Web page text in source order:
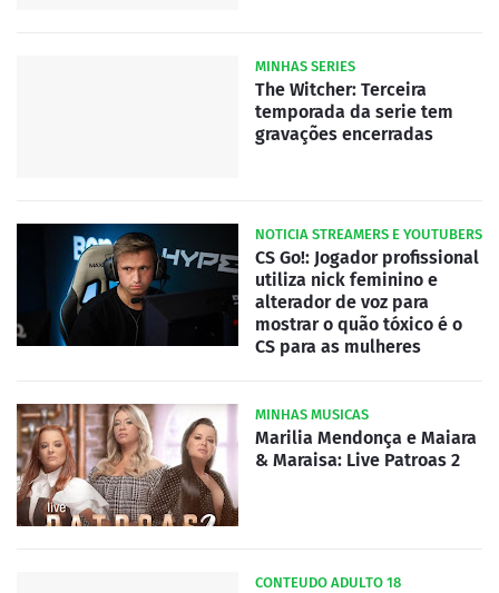
MINHAS SERIES
The Witcher: Terceira
temporada da serie tem
gravações encerradas
NOTICIA STREAMERS E YOUTUBERS
CS Go!: Jogador profissional
utiliza nick feminino e
alterador de voz para
mostrar o quão tóxico é o
CS para as mulheres
MINHAS MUSICAS
Marilia Mendonça e Maiara
& Maraisa: Live Patroas 2
CONTEUDO ADULTO 18